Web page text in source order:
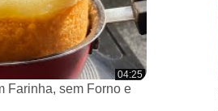
04:25
Farinha, sem Forno e